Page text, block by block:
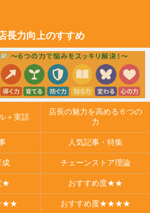
長力向上のすすめ
＋実話
店長の魅力を高める６つの
力
人気記事・特集
成 チェーンストア理論
★ おすすめ度★★
★★★ おすすめ度★★★★